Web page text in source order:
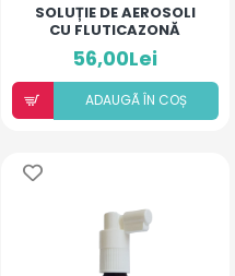
SOLUȚIE DE AEROSOLI
CU FLUTICAZONĂ
(20ML)
56,00Lei
ADAUGÃ ÎN COȘ